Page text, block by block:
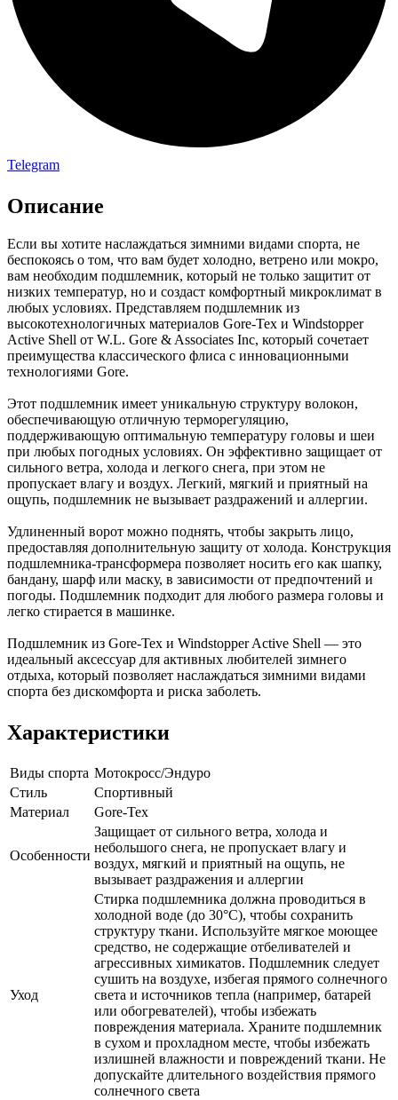
Telegram
Описание
Если вы хотите наслаждаться зимними видами спорта, не
беспокоясь о том, что вам будет холодно, ветрено или мокро,
вам необходим подшлемник, который не только защитит от
низких температур, но и создаст комфортный микроклимат в
любых условиях. Представляем подшлемник из
высокотехнологичных материалов Gore-Tex и Windstopper
Active Shell от W.L. Gore & Associates Inc, который сочетает
преимущества классического флиса с инновационными
технологиями Gore.
Этот подшлемник имеет уникальную структуру волокон,
обеспечивающую отличную терморегуляцию,
поддерживающую оптимальную температуру головы и шеи
при любых погодных условиях. Он эффективно защищает от
сильного ветра, холода и легкого снега, при этом не
пропускает влагу и воздух. Легкий, мягкий и приятный на
ощупь, подшлемник не вызывает раздражений и аллергии.
Удлиненный ворот можно поднять, чтобы закрыть лицо,
предоставляя дополнительную защиту от холода. Конструкция
подшлемника-трансформера позволяет носить его как шапку,
бандану, шарф или маску, в зависимости от предпочтений и
погоды. Подшлемник подходит для любого размера головы и
легко стирается в машинке.
Подшлемник из Gore-Tex и Windstopper Active Shell — это
идеальный аксессуар для активных любителей зимнего
отдыха, который позволяет наслаждаться зимними видами
спорта без дискомфорта и риска заболеть.
Характеристики
Виды спорта Мотокросс/Эндуро
Стиль
Спортивный
Материал
Gore-Tex
Особенности
Защищает от сильного ветра, холода и
небольшого снега, не пропускает влагу и
воздух, мягкий и приятный на ощупь, не
вызывает раздражения и аллергии
Уход
Стирка подшлемника должна проводиться в
холодной воде (до 30°C), чтобы сохранить
структуру ткани. Используйте мягкое моющее
средство, не содержащие отбеливателей и
агрессивных химикатов. Подшлемник следует
сушить на воздухе, избегая прямого солнечного
света и источников тепла (например, батарей
или обогревателей), чтобы избежать
повреждения материала. Храните подшлемник
в сухом и прохладном месте, чтобы избежать
излишней влажности и повреждений ткани. Не
допускайте длительного воздействия прямого
солнечного света